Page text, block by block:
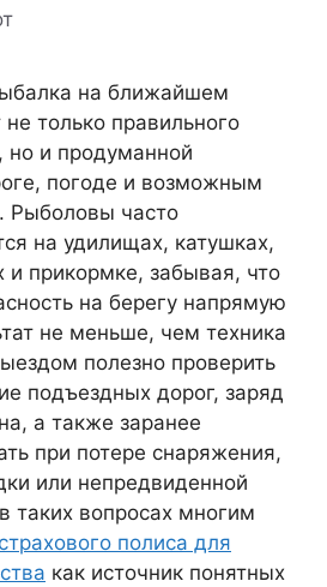
на ближайшем
только правильного
но и продуманной
погоде и возможным
Рыболовы часто
на удилищах, катушках,
и прикормке, забывая, что
на берегу напрямую
не меньше, чем техника
полезно проверить
подъездных дорог, заряд
а также заранее
при потере снаряжения,
или непредвиденной
таких вопросах многим
полиса для
как источник понятных